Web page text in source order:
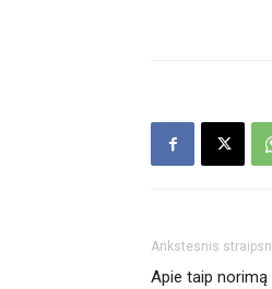
Ankstesnis
Apie taip